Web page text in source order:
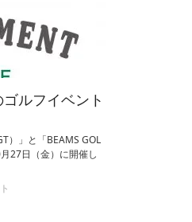
ルフイベント
）」と「BEAMS GOL
27日（金）に開催し